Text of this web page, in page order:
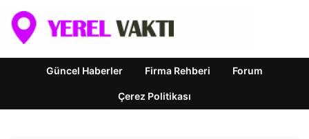
Güncel Haberler Firma Rehberi Forum
Çerez Politikası